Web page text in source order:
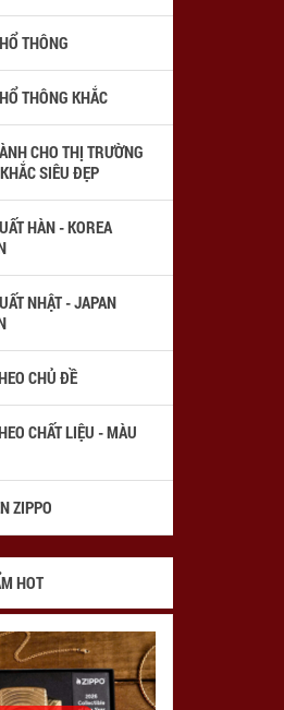
THÔNG
THÔNG KHẮC
CHO THỊ TRƯỜNG
SIÊU ĐẸP
HÀN - KOREA
NHẬT - JAPAN
CHỦ ĐỀ
CHẤT LIỆU - MÀU
ZIPPO
HOT